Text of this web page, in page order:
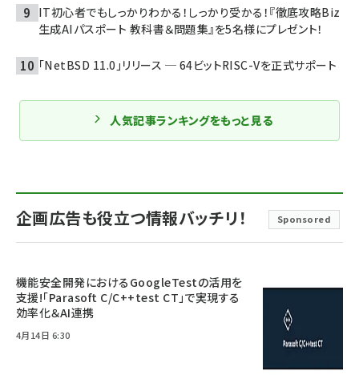
企画広告も役立つ情報バッチリ！ Sponsored
機能安全開発におけるGoogleTestの活用を
支援!「Parasoft C/C++test CT」で実現する
効率化＆AI連携
4月14日 6:30
IT初心者でもしっかりわかる！しっかり受かる！『徹底攻略Biz
生成AIパスポート 教科書＆問題集』を5名様にプレゼント！
「NetBSD 11.0」リリース ─ 64ビットRISC-Vを正式サポート
人気記事ランキングをもっと見る